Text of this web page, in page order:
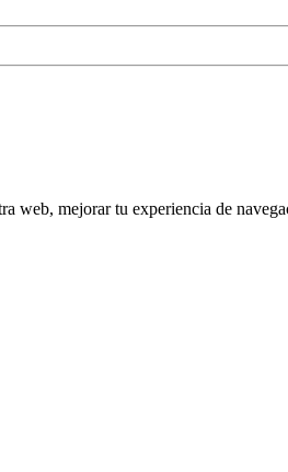
web, mejorar tu experiencia de